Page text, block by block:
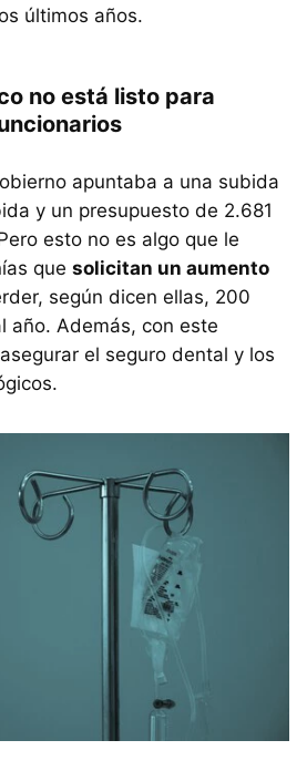
últimos años.
no está listo para
apuntaba a una subida
y un presupuesto de 2.681
esto no es algo que le
que solicitan un aumento
según dicen ellas, 200
año. Además, con este
el seguro dental y los